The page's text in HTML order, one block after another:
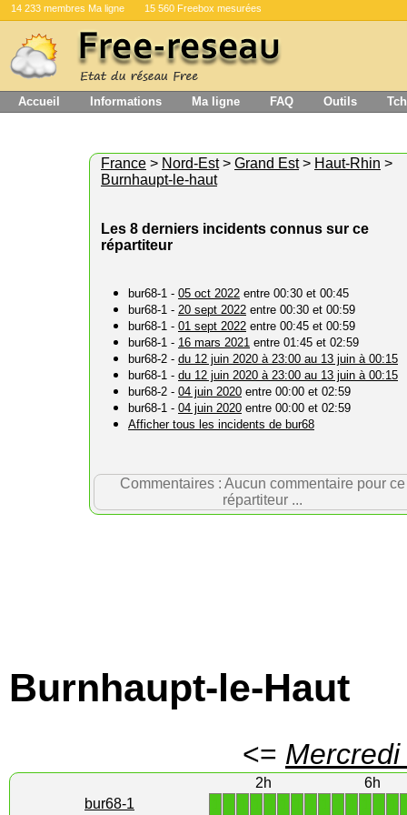
14 233 membres Ma ligne 15 560 Freebox mesurées
Accueil Informations Ma ligne FAQ Outils
France > Nord-Est> Grand Est> Haut-Rhin >
Burnhaupt-le-haut
Les 8 derniers incidents connus sur ce
répartiteur
bur68-1 - 05 oct 2022 entre 00:30 et 00:45
bur68-1 - 20 sept 2022 entre 00:30 et 00:59
bur68-1 - 01 sept 2022 entre 00:45 et 00:59
bur68-1 - 16 mars 2021 entre 01:45 et 02:59
bur68-2 - du 12 juin 2020 à 23:00 au 13 juin à 00:15
bur68-1 - du 12 juin 2020 à 23:00 au 13 juin à 00:15
bur68-2 - 04 juin 2020 entre 00:00 et 02:59
bur68-1 - 04 juin 2020 entre 00:00 et 02:59
Afficher tous les incidents de bur68
Commentaires : Aucun commentaire pour ce
répartiteur ...
Burnhaupt-le-Haut
<=
2h
6h
bur68-1